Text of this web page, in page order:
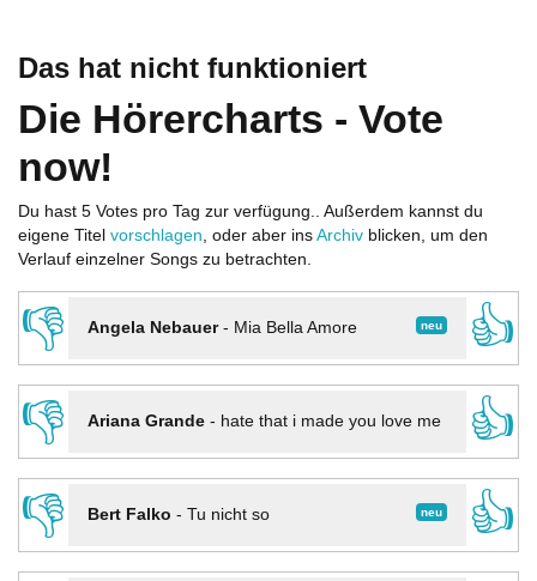
Das hat nicht funktioniert
Die Hörercharts - Vote
now!
Du hast 5 Votes pro Tag zur verfügung.. Außerdem kannst du
eigene Titel vorschlagen, oder aber ins Archiv blicken, um den
Verlauf einzelner Songs zu betrachten.
👎 neu
Angela Nebauer- Mia Bella Amore
👍
👎
Ariana Grande- hate that i made you love me
👍
👎
neu
Bert Falko - Tu nicht so
👍